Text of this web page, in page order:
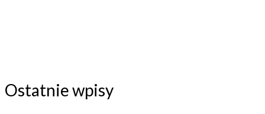
Ostatnie wpisy